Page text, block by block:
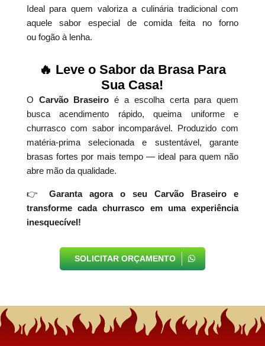
Ideal para quem valoriza a culinária tradicional com
aquele sabor especial de comida feita no forno
ou fogão à lenha.
🔥 Leve o Sabor da Brasa Para
Sua Casa!
O Carvão Braseiro é a escolha certa para quem
busca acendimento rápido, queima uniforme e
churrasco com sabor incomparável. Produzido com
matéria-prima selecionada e sustentável, garante
brasas fortes por mais tempo — ideal para quem não
abre mão da qualidade.
👉
Garanta agora o seu Carvão Braseiro e
transforme cada churrasco em uma experiência
inesquecível!
SOLICITAR ORÇAMENTO